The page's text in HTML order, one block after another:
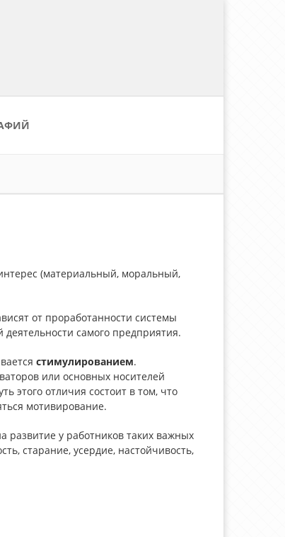
(материальный, моральный,
от проработанности системы
самого предприятия.
стимулированием.
или основных носителей
этого отличия состоит в том, что
мотивирование.
у работников таких важных
старание, усердие, настойчивость,